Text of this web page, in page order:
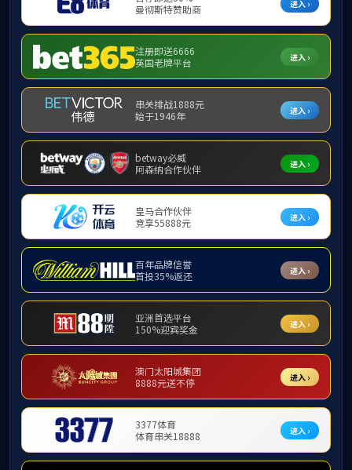
学院新闻
首页 学院新闻
J9国际召开大学工工作会议 2026-05-19
我院赵永好教授团队在《Advanced Science》发表中熵合金最新研究成果 2026-05-12
河海大学与江苏省江阴高级中学开展“双高”交流活动 2026-05-11
2026-04-30
2026-04-23
剑桥大学David Cardwell院士访问河海大学 2026-04-14
2026-04-13
2026-04-12